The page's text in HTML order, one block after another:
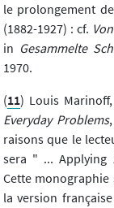
le prolongement
(1882-1927) : cf.
in Gesammelte
1970.
(11) Louis Marinoff,
Everyday Problems
raisons que le
sera " ... Applying
Cette
la version